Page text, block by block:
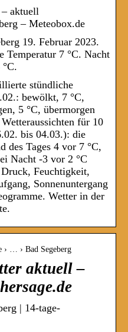
– aktuell
– Meteobox.de
19. Februar 2023.
Temperatur 7 °C. Nacht
stündliche
bewölkt, 7 °C,
5 °C, übermorgen
für 10
bis 04.03.): die
des Tages 4 vor 7 °C,
Nacht -3 vor 2 °C
Feuchtigkeit,
Sonnenuntergang
Wetter in der
› … › Bad Segeberg
aktuell –
| 14-tage-